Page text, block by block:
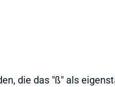
die das "ß" als